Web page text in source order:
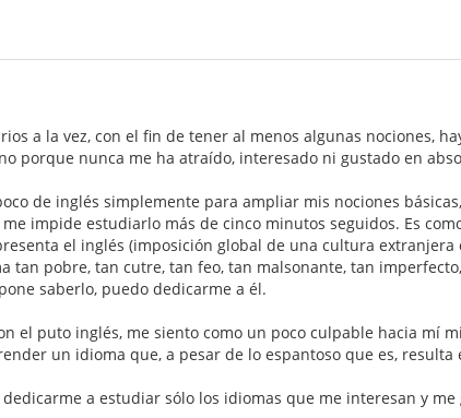
a la vez, con el fin de tener al menos algunas nociones,
porque nunca me ha atraído, interesado ni gustado en
de inglés simplemente para ampliar mis nociones
impide estudiarlo más de cinco minutos seguidos. Es
el inglés (imposición global de una cultura extranjera
tan pobre, tan cutre, tan feo, tan malsonante, tan
saberlo, puedo dedicarme a él.
el puto inglés, me siento como un poco culpable hacia mí
un idioma que, a pesar de lo espantoso que es,
a estudiar sólo los idiomas que me interesan y me